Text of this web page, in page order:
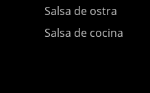
Salsa de ostra
Salsa de cocina